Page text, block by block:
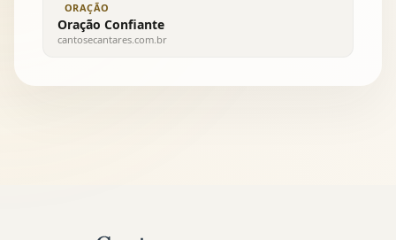
ORAÇÃO
Oração Confiante
cantosecantares.com.br